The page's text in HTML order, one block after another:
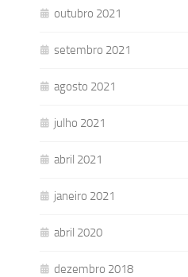
outubro 2021
setembro 2021
agosto 2021
julho 2021
abril 2021
janeiro 2021
abril 2020
dezembro 2018